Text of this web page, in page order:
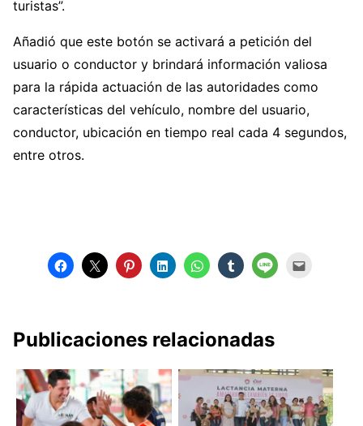
turistas”.
Añadió que este botón se activará a petición del
usuario o conductor y brindará información valiosa
para la rápida actuación de las autoridades como
características del vehículo, nombre del usuario,
conductor, ubicación en tiempo real cada 4 segundos,
entre otros.
Publicaciones relacionadas